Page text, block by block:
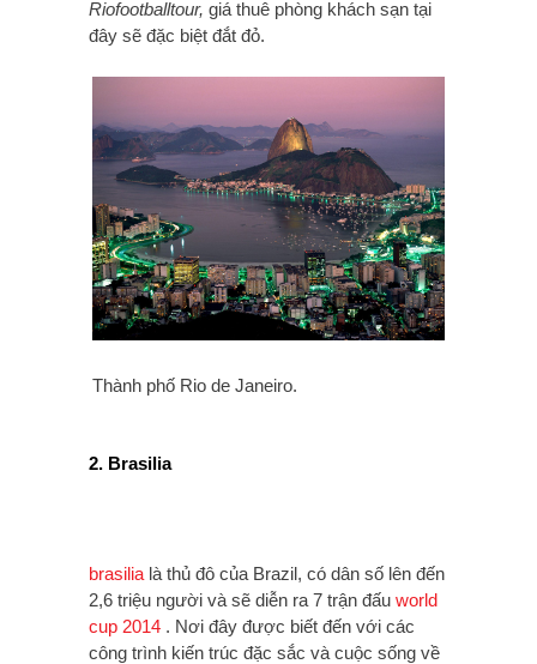
Riofootballtour, giá thuê phòng khách sạn tại
đây sẽ đặc biệt đắt đỏ.
Thành phố Rio de Janeiro.
2. Brasilia
brasilia là thủ đô của Brazil, có dân số lên đến
2,6 triệu người và sẽ diễn ra 7 trận đấu world
cup 2014 . Nơi đây được biết đến với các
công trình kiến trúc đặc sắc và cuộc sống về